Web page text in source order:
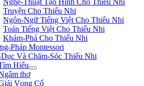
Nghệ-Thuật Tạo Hình Cho Thiếu Nhi
Truyện Cho Thiếu Nhi
Ngôn-Ngữ Tiếng Việt Cho Thiếu Nhi
Toán Tiếng Việt Cho Thiếu Nhi
Khám-Phá Cho Thiếu Nhi
Pháp Montessori
Và Chăm-Sóc Thiếu Nhi
Hiểu
thơ
Vọng Cổ